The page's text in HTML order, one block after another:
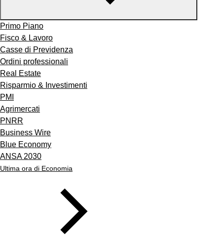
Primo Piano
Fisco & Lavoro
Casse di Previdenza
Ordini professionali
Real Estate
Risparmio & Investimenti
PMI
Agrimercati
PNRR
Business Wire
Blue Economy
ANSA 2030
Ultima ora di Economia